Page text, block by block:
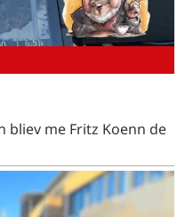
bliev me Fritz Koenn de